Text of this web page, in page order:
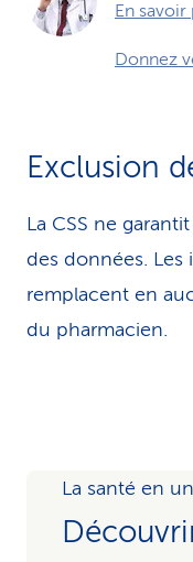
En savoir
Donnez
Exclusion
La CSS ne
des données.
remplacent en
du pharmacien.
La santé en